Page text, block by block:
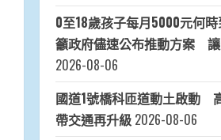
0至18歲孩子每月5000元何
籲政府儘速公布推動方案
2026-08-06
國道1號橋科匝道動土啟動
帶交通再升級 2026-08-06